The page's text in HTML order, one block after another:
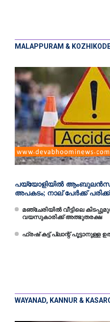
MALAPPURAM &
പയ്യോളിയിൽ ആംബുലൻസും
അപകടം; നാല് പേർക്ക് പരിക്ക്
മഞ്ചേരിയിൽ വീട്ടിലെ
വയസുകാരിക്ക് അത്ഭുതരക്ഷ
ഫ്രഷ് കട്ട് പ്ലാന്റ് പൂട്ടാനുള്ള
WAYANAD, KANNUR &